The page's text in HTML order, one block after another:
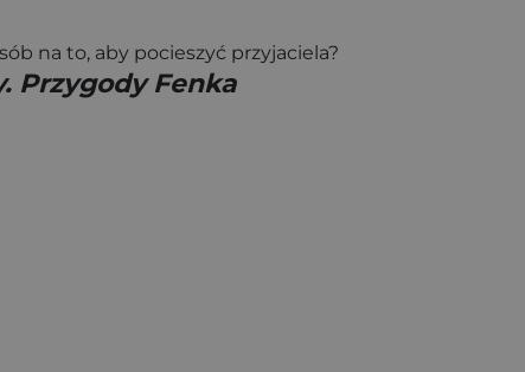
na to, aby pocieszyć przyjaciela?
Przygody Fenka